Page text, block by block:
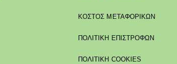
ΚΌΣΤΟΣ ΜΕΤΑΦΟΡΙΚΏΝ
ΠΟΛΙΤΙΚΉ ΕΠΙΣΤΡΟΦΏΝ
ΠΟΛΙΤΙΚΉ COOKIES